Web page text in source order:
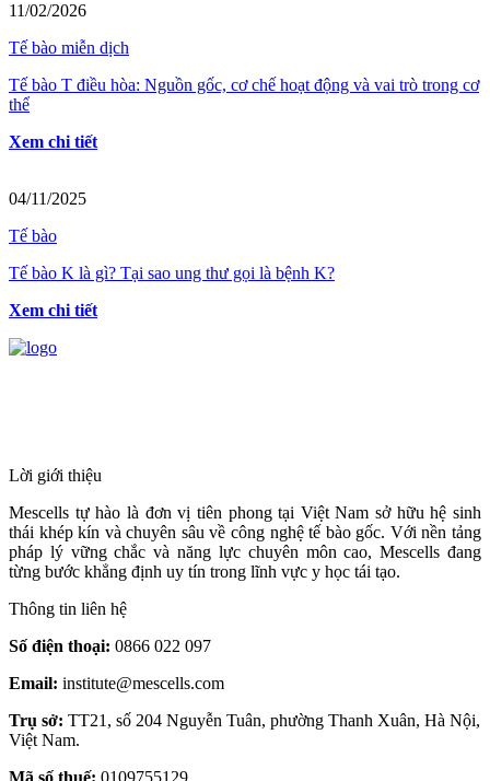
11/02/2026
Tế bào miễn dịch
Tế bào T điều hòa: Nguồn gốc, cơ chế hoạt động và vai trò trong cơ
thể
Xem chi tiết
04/11/2025
Tế bào
Tế bào K là gì? Tại sao ung thư gọi là bệnh K?
Xem chi tiết
Lời giới thiệu
Mescells tự hào là đơn vị tiên phong tại Việt Nam sở hữu hệ sinh
thái khép kín và chuyên sâu về công nghệ tế bào gốc. Với nền tảng
pháp lý vững chắc và năng lực chuyên môn cao, Mescells đang
từng bước khẳng định uy tín trong lĩnh vực y học tái tạo.
Thông tin liên hệ
Số điện thoại: 0866 022 097
Email: institute@mescells.com
Trụ sở: TT21, số 204 Nguyễn Tuân, phường Thanh Xuân, Hà Nội,
Việt Nam.